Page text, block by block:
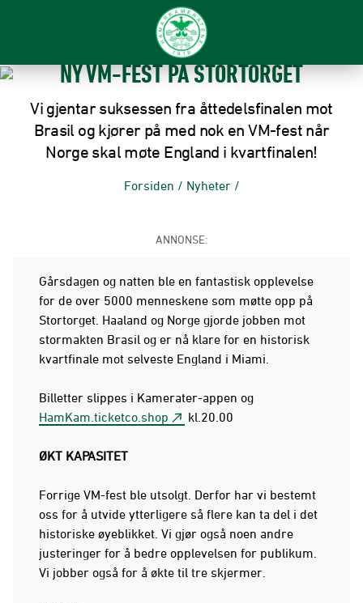
NY VM-FEST PÅ STORTORGET
Vi gjentar suksessen fra åttedelsfinalen mot
Brasil og kjører på med nok en VM-fest når
Norge skal møte England i kvartfinalen!
Forsiden / Nyheter /
ANNONSE:
Gårsdagen og natten ble en fantastisk opplevelse
for de over 5000 menneskene som møtte opp på
Stortorget. Haaland og Norge gjorde jobben mot
stormakten Brasil og er nå klare for en historisk
kvartfinale mot selveste England i Miami.
Billetter slippes i Kamerater-appen og
HamKam.ticketco.shop
kl.20.00
ØKT KAPASITET
Forrige VM-fest ble utsolgt. Derfor har vi bestemt
oss for å utvide ytterligere så flere kan ta del i det
historiske øyeblikket. Vi gjør også noen andre
justeringer for å bedre opplevelsen for publikum.
Vi jobber også for å økte til tre skjermer.